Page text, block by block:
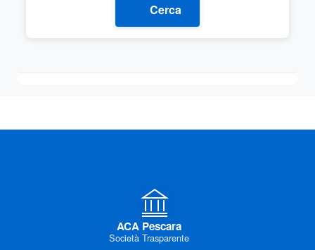
Cerca
ACA Pescara
Società Trasparente